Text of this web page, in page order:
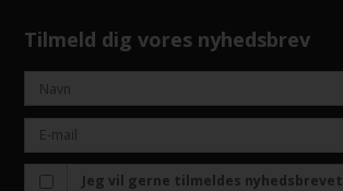
Tilmeld dig vores nyhedsbrev
Jeg vil gerne tilmeldes nyhedsbrevet